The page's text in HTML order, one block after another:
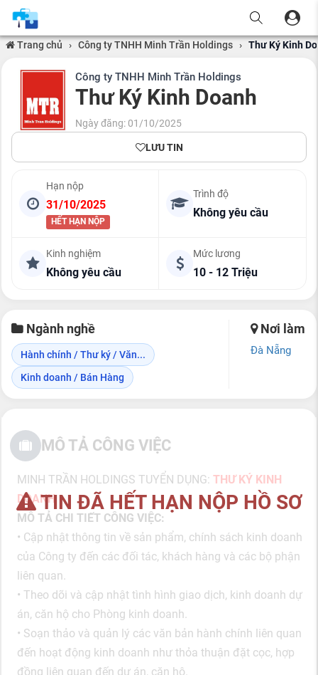
Trang chủ › Công ty TNHH Minh Trần Holdings › Thư Ký Kinh
Công ty TNHH Minh Trần Holdings
Thư Ký Kinh Doanh
Ngày đăng: 01/10/2025
LƯU TIN
Hạn nộp
31/10/2025
HẾT HẠN NỘP
Trình độ
Không yêu cầu
Kinh nghiệm
Không yêu cầu
Mức lương
10 - 12 Triệu
Ngành nghề
Hành chính / Thư ký / Văn...
Kinh doanh / Bán Hàng
Nơi làm
Đà Nẵng
TIN ĐÃ HẾT HẠN NỘP HỒ SƠ
MÔ TẢ CÔNG VIỆC
MINH TRẦN HOLDINGS TUYỂN DỤNG: THƯ KÝ KINH
DOANH
MÔ TẢ CHI TIẾT CÔNG VIỆC:
• Cập nhật thông tin về sản phẩm, chính sách kinh doanh
của Công ty đến các đối tác, khách hàng và các bộ phận
liên quan.
• Theo dõi và cập nhật tình hình giao dịch, kinh doanh dự
án, căn hộ cho Phòng kinh doanh.
• Soạn thảo và quản lý các văn bản hành chính liên quan
đến hoạt động kinh doanh như thỏa thuận đặt cọc, hợp
đồng liên quan đến dự án, căn hộ.